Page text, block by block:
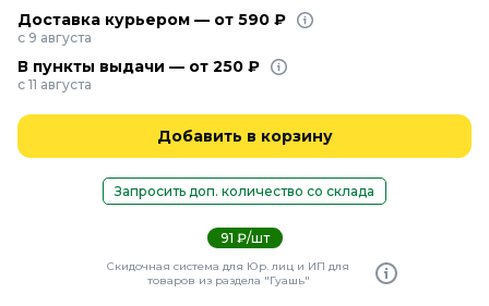
Доставка курьером — от 590 ₽
с 9 августа
В пункты выдачи — от 250 ₽
с 11 августа
Добавить в корзину
Запросить доп. количество со склада
91 ₽/шт
Скидочная система для Юр. лиц и ИП для
товаров из раздела "Гуашь"